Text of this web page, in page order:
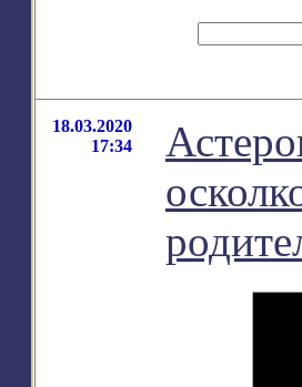
18.03.2020
17:34